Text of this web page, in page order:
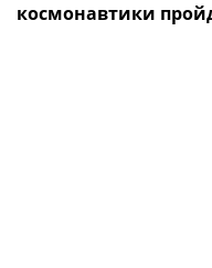
космонавтики